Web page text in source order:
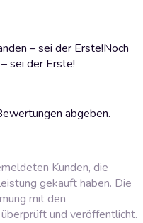
– sei der Erste!Noch
sei der Erste!
abgeben.
Kunden, die
gekauft haben. Die
mit den
und veröffentlicht.